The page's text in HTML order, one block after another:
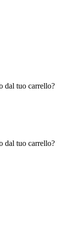
dal tuo carrello?
dal tuo carrello?